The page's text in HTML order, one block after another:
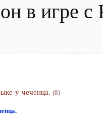
в игре с
у чеченца. (8)